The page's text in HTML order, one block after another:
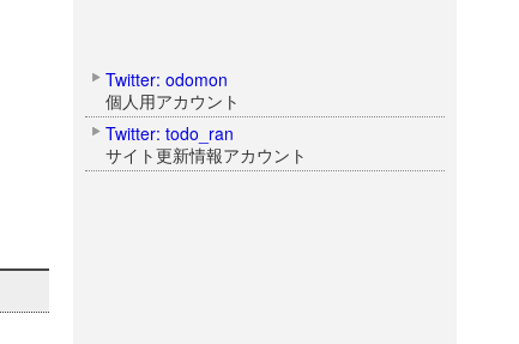
Twitter: odomon
個人用アカウント
Twitter: todo_ran
サイト更新情報アカウント